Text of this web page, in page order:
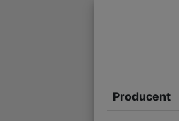
Producent